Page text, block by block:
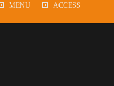
MENU
ACCESS